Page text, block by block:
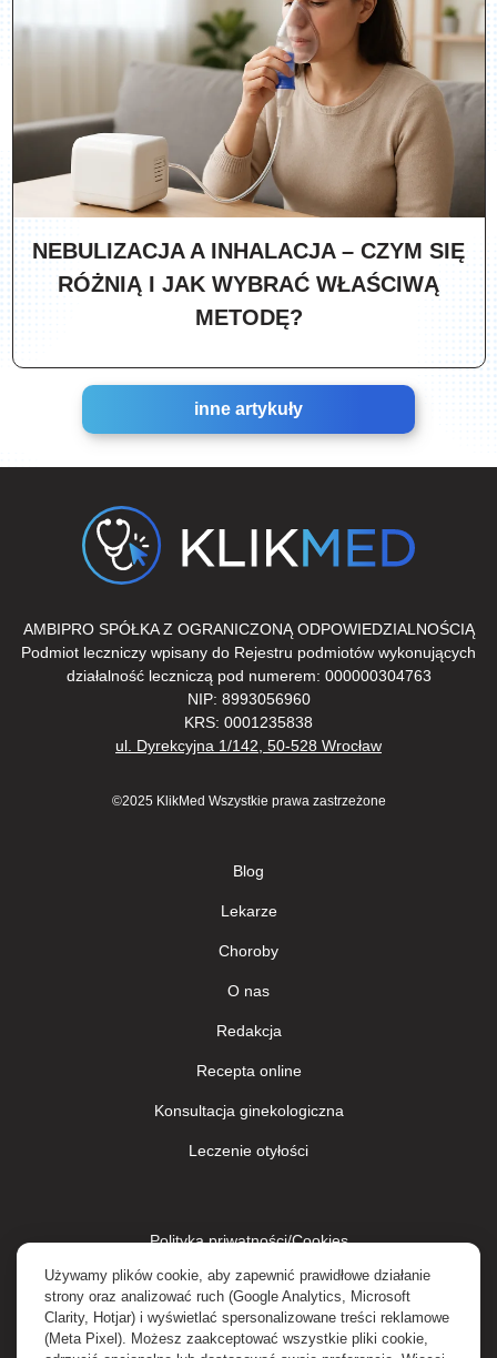
NEBULIZACJA A INHALACJA – CZYM SIĘ
RÓŻNIĄ I JAK WYBRAĆ WŁAŚCIWĄ
METODĘ?
inne artykuły
Używamy plików cookie, aby zapewnić prawidłowe działanie
strony oraz analizować ruch (Google Analytics, Microsoft
Clarity, Hotjar) i wyświetlać spersonalizowane treści reklamowe
(Meta Pixel). Możesz zaakceptować wszystkie pliki cookie,
AMBIPRO SPÓŁKA Z OGRANICZONĄ ODPOWIEDZIALNOŚCIĄ
Podmiot leczniczy wpisany do Rejestru podmiotów wykonujących
działalność leczniczą pod numerem: 000000304763
NIP: 8993056960
KRS: 0001235838
ul. Dyrekcyjna 1/142, 50-528 Wrocław
©2025 KlikMed Wszystkie prawa zastrzeżone
Blog
Lekarze
Сhoroby
О nas
Redakcja
Recepta online
Konsultacja ginekologiczna
Leczenie otyłości
Polityka priwatności/Сookies
Polityka prywatności
Regulamin